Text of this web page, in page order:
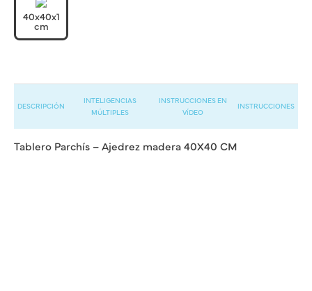
40x40x1
cm
DESCRIPCIÓN
INTELIGENCIAS
MÚLTIPLES
INSTRUCCIONES EN
VÍDEO
INSTRUCCIONES
Tablero Parchís – Ajedrez madera 40X40 CM